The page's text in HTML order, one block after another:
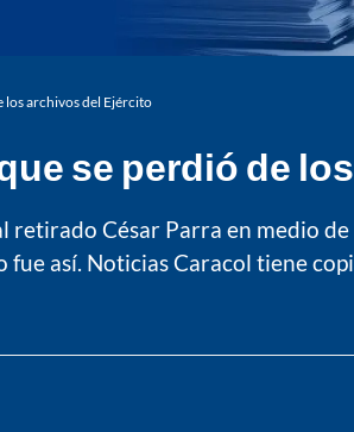
los archivos del Ejército
se perdió de
César Parra en medio
así. Noticias Caracol tiene